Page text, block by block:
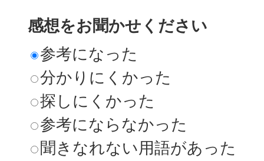
感想をお聞かせください
参考になった
分かりにくかった
探しにくかった
参考にならなかった
聞きなれない用語があった